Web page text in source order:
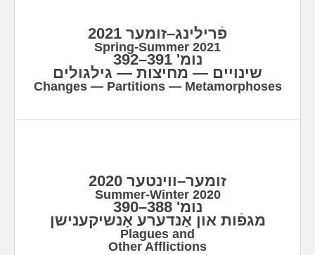
פֿרילינג–זומער 2021
Spring-Summer 2021
נומ' 391–392
שינויים — מחיצות — גילגולים
Changes — Partitions — Metamorphoses
זומער–ווינטער 2020
Summer-Winter 2020
נומ' 388–390
מגפֿות און אַנדערע אָנשיקענישן
Plagues and
Other Afflictions